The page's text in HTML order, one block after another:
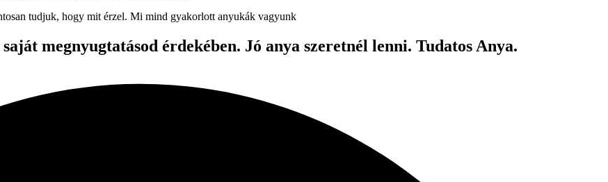
tudjuk, hogy mit érzel. Mi mind gyakorlott anyukák vagyunk
megnyugtatásod érdekében. Jó anya szeretnél lenni. Tudatos Anya.